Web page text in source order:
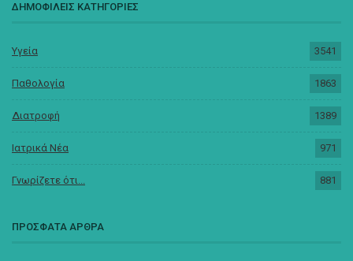
ΔΗΜΟΦΙΛΕΙΣ ΚΑΤΗΓΟΡΙΕΣ
Υγεία 3541
Παθολογία 1863
Διατροφή 1389
Ιατρικά Νέα 971
Γνωρίζετε ότι... 881
ΠΡΟΣΦΑΤΑ ΑΡΘΡΑ